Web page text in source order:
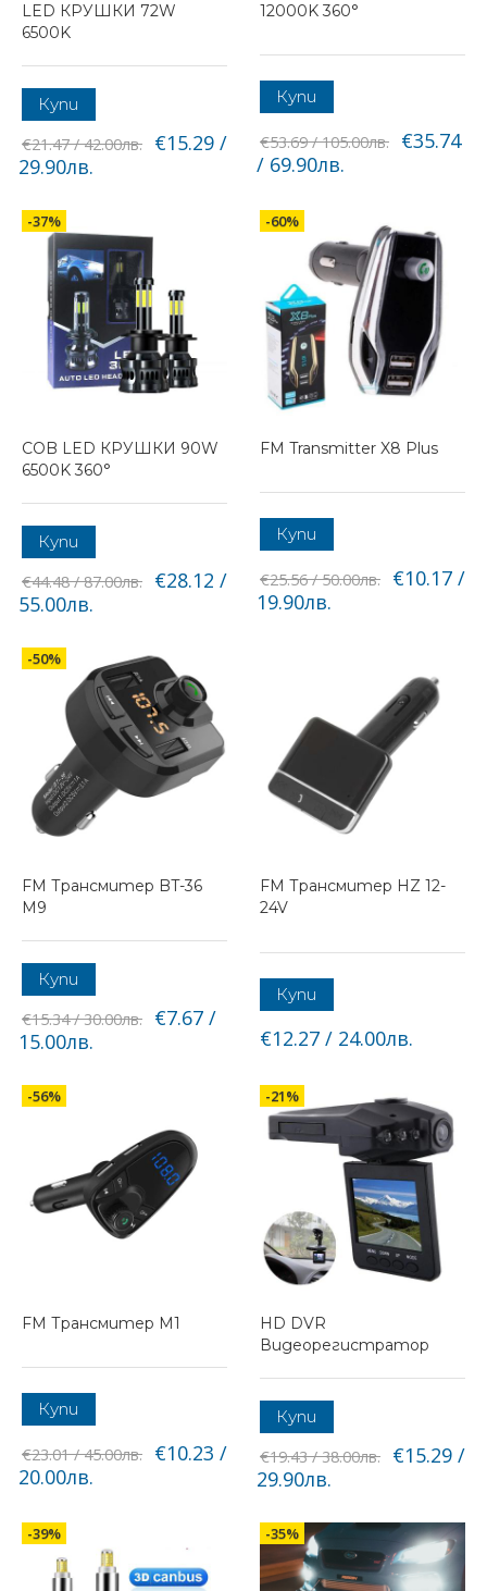
LED КРУШКИ 72W
6500K
Купи
€21.47 / 42.00лв.
€15.29 /
29.90лв.
12000K 360°
Купи
€53.69 / 105.00лв.
€35.74
/ 69.90лв.
COB LED КРУШКИ 90W
6500K 360°
Купи
€44.48 / 87.00лв.
€28.12 /
55.00лв.
-37%
FM Transmitter X8 Plus
Купи
€25.56 / 50.00лв.
€10.17 /
19.90лв.
-60%
FM Трансмитер BT-36
M9
Купи
€15.34 / 30.00лв.
€7.67 /
15.00лв.
-50%
FM Трансмитер HZ 12-
24V
Купи
€12.27 / 24.00лв.
FM Трансмитер M1
Купи
€23.01 / 45.00лв.
€10.23 /
20.00лв.
-56%
HD DVR
Видеорегистратор
Купи
€19.43 / 38.00лв.
€15.29 /
29.90лв.
-21%
-39% -35%